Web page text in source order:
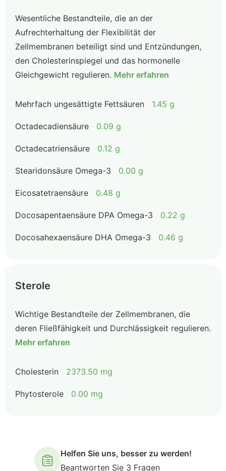
Wesentliche Bestandteile, die an der
Aufrechterhaltung der Flexibilität der
Zellmembranen beteiligt sind und Entzündungen,
den Cholesterinspiegel und das hormonelle
Gleichgewicht regulieren. Mehr erfahren
Mehrfach ungesättigte Fettsäuren 1.45 g
Octadecadiensäure 0.09 g
Octadecatriensäure 0.12 g
Stearidonsäure Omega-3 0.00 g
Eicosatetraensäure 0.48 g
Docosapentaensäure DPA Omega-3 0.22 g
Docosahexaensäure DHA Omega-3 0.46 g
Sterole
Wichtige Bestandteile der Zellmembranen, die
deren Fließfähigkeit und Durchlässigkeit regulieren.
Mehr erfahren
Cholesterin 2373.50 mg
Phytosterole 0.00 mg
Helfen Sie uns, besser zu werden!
Beantworten Sie 3 Fragen